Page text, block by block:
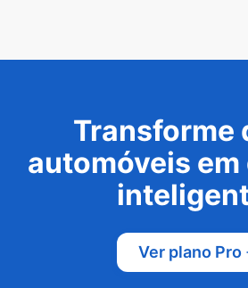
Transforme
automóveis
Ver plano Pro